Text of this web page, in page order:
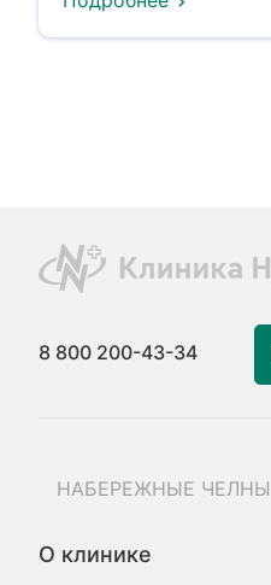
8 800 200-43-34
НАБЕРЕЖНЫЕ ЧЕЛНЫ
О клинике